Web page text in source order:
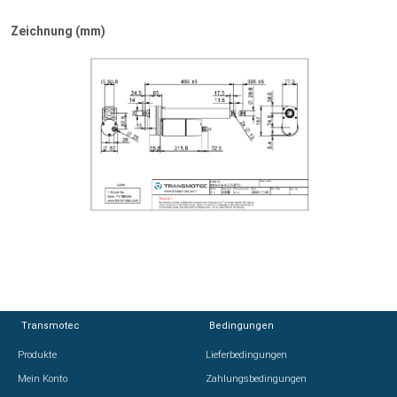
Zeichnung (mm)
Transmotec
Produkte
Mein Konto
Bedingungen
Lieferbedingungen
Zahlungsbedingungen
Transmotec
Produkte
Mein Konto
Bedingungen
Lieferbedingungen
Zahlungsbedingungen